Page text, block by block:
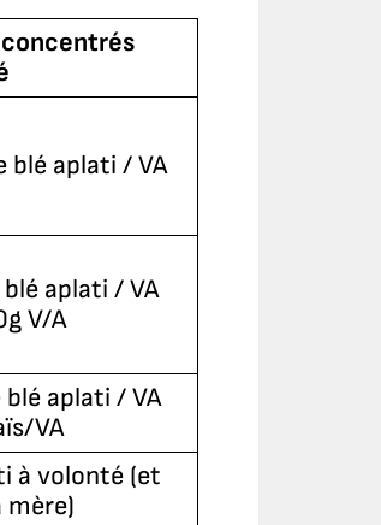
concentrés
blé aplati / VA
blé aplati / VA
V/A
blé aplati / VA
VA
à volonté (et
mère)